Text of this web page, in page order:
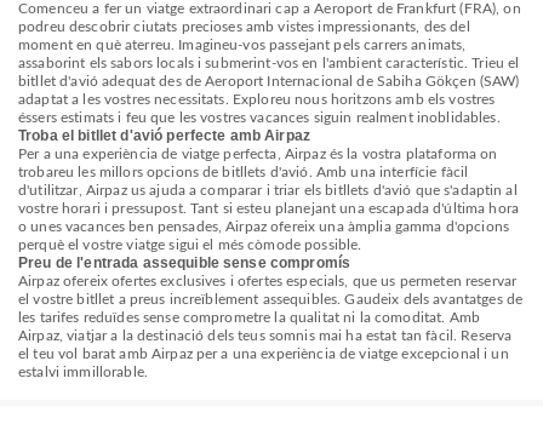
Comenceu a fer un viatge extraordinari cap a Aeroport de Frankfurt (FRA), on
podreu descobrir ciutats precioses amb vistes impressionants, des del
moment en què aterreu. Imagineu-vos passejant pels carrers animats,
assaborint els sabors locals i submerint-vos en l'ambient característic. Trieu el
bitllet d'avió adequat des de Aeroport Internacional de Sabiha Gökçen (SAW)
adaptat a les vostres necessitats. Exploreu nous horitzons amb els vostres
éssers estimats i feu que les vostres vacances siguin realment inoblidables.
Troba el bitllet d'avió perfecte amb Airpaz
Per a una experiència de viatge perfecta, Airpaz és la vostra plataforma on
trobareu les millors opcions de bitllets d'avió. Amb una interfície fàcil
d'utilitzar, Airpaz us ajuda a comparar i triar els bitllets d'avió que s'adaptin al
vostre horari i pressupost. Tant si esteu planejant una escapada d'última hora
o unes vacances ben pensades, Airpaz ofereix una àmplia gamma d'opcions
perquè el vostre viatge sigui el més còmode possible.
Preu de l'entrada assequible sense compromís
Airpaz ofereix ofertes exclusives i ofertes especials, que us permeten reservar
el vostre bitllet a preus increïblement assequibles. Gaudeix dels avantatges de
les tarifes reduïdes sense comprometre la qualitat ni la comoditat. Amb
Airpaz, viatjar a la destinació dels teus somnis mai ha estat tan fàcil. Reserva
el teu vol barat amb Airpaz per a una experiència de viatge excepcional i un
estalvi immillorable.